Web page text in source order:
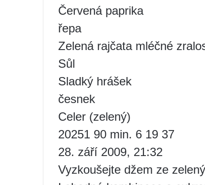
Červená paprika
řepa
Zelená rajčata mléčné
Sůl
Sladký hrášek
česnek
Celer (zelený)
20251 90 min. 6 19 37
28. září 2009, 21:32
Vyzkoušejte džem ze